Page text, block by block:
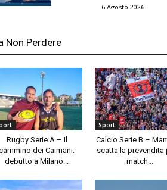
6 Agosto 2026
Non Perdere
Rugby Serie A – Il
dei Caimani:
debutto a Milano...
Sport
Calcio Serie B –
scatta la prevendita
match...